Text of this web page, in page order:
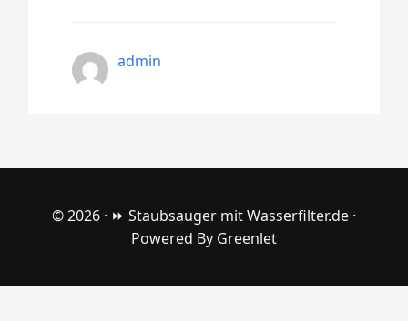
admin
© 2026 · ⏩ Staubsauger mit Wasserfilter.de ·
Powered By Greenlet